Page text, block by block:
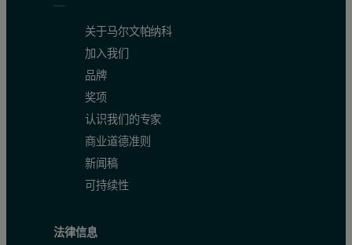
关于马尔文帕纳科
加入我们
品牌
奖项
认识我们的专家
商业道德准则
新闻稿
可持续性
法律信息